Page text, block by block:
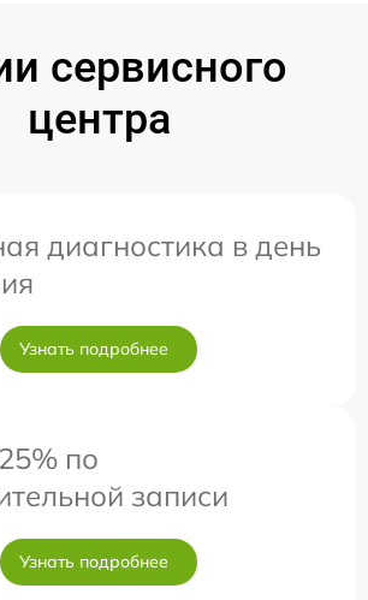
сервисного
центра
диагностика в день
Узнать подробнее
по
записи
Узнать подробнее